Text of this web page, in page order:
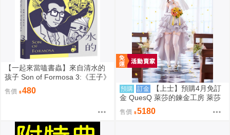
【一起來當嗑書蟲】來自清水的
孩子 Son of Formosa 3:《王子》
售價 480 預購 訂金
【上士】預購4月免訂
金 QuesQ 萊莎的鍊金工房 萊莎
琳 斯托特 婚紗禮服Ver 1/7 1111
售價 5180